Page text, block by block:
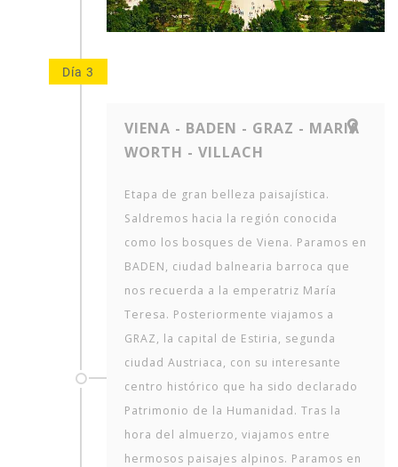
Día 3
VIENA - BADEN - GRAZ - MARIA
WORTH - VILLACH
Etapa de gran belleza paisajística.
Saldremos hacia la región conocida
como los bosques de Viena. Paramos en
BADEN, ciudad balnearia barroca que
nos recuerda a la emperatriz María
Teresa. Posteriormente viajamos a
GRAZ, la capital de Estiria, segunda
ciudad Austriaca, con su interesante
centro histórico que ha sido declarado
Patrimonio de la Humanidad. Tras la
hora del almuerzo, viajamos entre
hermosos paisajes alpinos. Paramos en